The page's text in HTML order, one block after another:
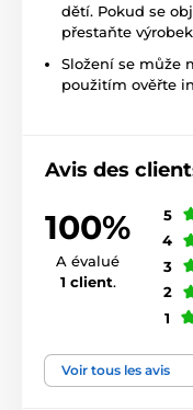
dětí. Pokud se
přestaňte
Složení se může
použitím ověřte
Avis des
100%
A évalué
1 client.
5
4
3
2
1
Voir tous les avis